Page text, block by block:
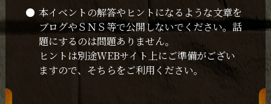
本イベントの解答やヒントになるような文章を
ブログやＳＮＳ等で公開しないでください。話
題にするのは問題ありません。
ヒントは別途WEBサイト上にご準備がござい
ますので、そちらをご利用ください。